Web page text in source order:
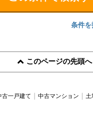
条件
このページの先頭へ
古一戸建て 中古マンション 土